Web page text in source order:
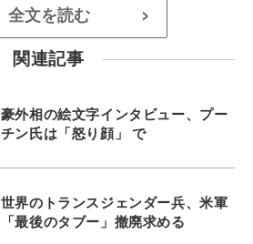
全文を読む >
関連記事
豪外相の絵文字インタビュー、プー
チン氏は「怒り顔」 で
世界のトランスジェンダー兵、米軍
「最後のタブー」撤廃求める